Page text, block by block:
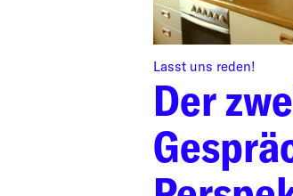
Lasst uns reden!
Der